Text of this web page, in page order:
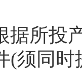
据所投
(须同时